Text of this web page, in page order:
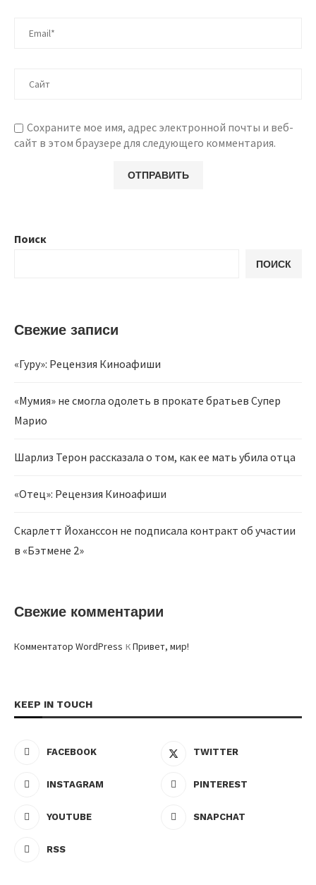
Сохраните мое имя, адрес электронной почты и веб-
сайт в этом браузере для следующего комментария.
Поиск
ПОИСК
Свежие записи
«Гуру»: Рецензия Киноафиши
«Мумия» не смогла одолеть в прокате братьев Супер
Марио
Шарлиз Терон рассказала о том, как ее мать убила отца
«Отец»: Рецензия Киноафиши
Скарлетт Йоханссон не подписала контракт об участии
в «Бэтмене 2»
Свежие комментарии
Комментатор WordPress кПривет, мир!
KEEP IN TOUCH
FACEBOOK TWITTER
INSTAGRAM PINTEREST
YOUTUBE SNAPCHAT
RSS